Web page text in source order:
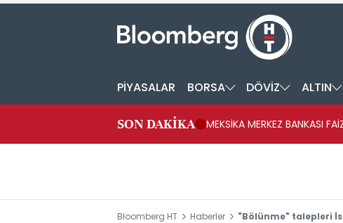
PİYASALAR BORSA DÖVİZ ALTIN
SON DAKİKA MEKSİKA MERKEZ BANKASI
Bloomberg HT Haberler "Bölünme" talepleri